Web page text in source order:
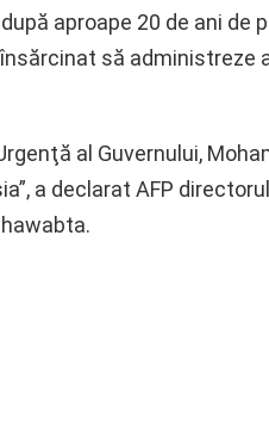
aproape 20 de ani de
să administreze
al Guvernului,
a declarat AFP